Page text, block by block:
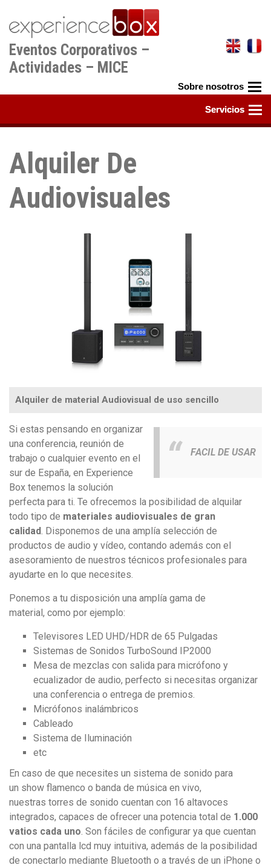
contenido
principal
Eventos Corporativos –
Actividades – MICE
Alquiler De
Audiovisuales
Alquiler de material Audiovisual de uso sencillo
FACIL DE USAR
Si estas pensando en organizar
una conferencia, reunión de
trabajo o cualquier evento en el
sur de España, en Experience
Box tenemos la solución
perfecta para ti. Te ofrecemos la posibilidad de alquilar
todo tipo de materiales audiovisuales de gran
calidad . Disponemos de una amplía selección de
productos de audio y vídeo, contando además con el
asesoramiento de nuestros técnicos profesionales para
ayudarte en lo que necesites.
Ponemos a tu disposición una amplía gama de
material, como por ejemplo:
Televisores LED UHD/HDR de 65 Pulgadas
Sistemas de Sonidos TurboSound IP2000
Mesa de mezclas con salida para micrófono y
ecualizador de audio, perfecto si necesitas organizar
una conferencia o entrega de premios.
Micrófonos inalámbricos
Cableado
Sistema de Iluminación
etc
En caso de que necesites un sistema de sonido para
un show flamenco o banda de música en vivo,
nuestras torres de sonido cuentan con 16 altavoces
integrados, capaces de ofrecer una potencia total de 1.000
vatios cada uno . Son fáciles de configurar ya que cuentan
con una pantalla lcd muy intuitiva, además de la posibilidad
de conectarlo mediante Bluetooth o a través de un iPhone o